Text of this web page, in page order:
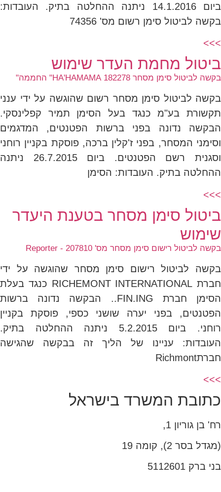
ביום 14.1.2016 ניתנה ההחלטה בתיק. העובדות:
בקשה לביטול סימן רשום מס' 74356
>>>
ביטול מחמת העדר שימוש
בקשה לביטול סימן מסחר 182278 HA'HAMAMA" החממה"
בקשה לביטול סימן מסחר רשום שהוגשה על ידי ענני
תקשורת בע"מ כנגד בעל הסימן תמיר קפלינסקי.
הבקשה נדונה בפני ברשות הפטנטים, המדגמים
וסימני המסחר, בפני ז'קלין ברכה, פוסקת בקניין רוחני
וסגנית רשם הפטנטים. ביום 26.7.2015 ניתנה
ההחלטה בתיק. העובדות: הסימן
>>>
ביטול סימן מסחר בטענת היעדר
שימוש
בקשה לביטול רישום סימן מסחר מס' 207810 - Reporter
בקשה לביטול רישום סימן מסחר שהוגשה על ידי
חברת RICHEMONT INTERNATIONAL כנגד בעלת
הסימן חברת FIN.ING.. הבקשה נדונה ברשות
הפטנטים, בפני יערה שושני כספי, פוסקת בקניין
רוחני. ביום 5.2.2015 ניתנה ההחלטה בתיק.
העובדות: עניינו של הליך זה בבקשה שהגישה
חברתRichmont
>>>
כתובת המשרד בישראל
רח' בן גוריון 1,
(מגדל בסר 2), קומה 19
בני ברק 5112601